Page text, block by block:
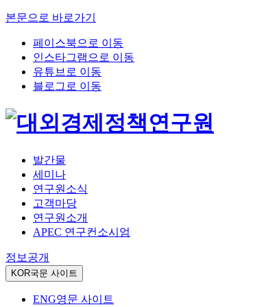
본문으로 바로가기
페이스북으로 이동
인스타그램으로 이동
유튜브로 이동
블로그로 이동
발간물
세미나
연구원소식
고객마당
연구원소개
APEC 연구컨소시엄
정보공개
KOR국문 사이트
ENG영문 사이트